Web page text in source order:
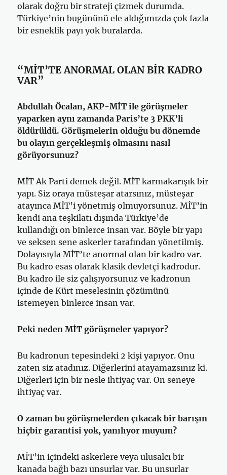
olarak doğru bir strateji çizmek durumda.
Türkiye’nin bugününü ele aldığımızda çok fazla
bir esneklik payı yok buralarda.
“MİT’TE ANORMAL OLAN BİR KADRO
VAR”
Abdullah Öcalan, AKP-MİT ile görüşmeler
yaparken aynı zamanda Paris’te 3 PKK’li
öldürüldü. Görüşmelerin olduğu bu dönemde
bu olayın gerçekleşmiş olmasını nasıl
görüyorsunuz?
MİT Ak Parti demek değil. MİT karmakarışık bir
yapı. Siz oraya müsteşar atarsınız, müsteşar
atayınca MİT’i yönetmiş olmuyorsunuz. MİT’in
kendi ana teşkilatı dışında Türkiye’de
kullandığı on binlerce insan var. Böyle bir yapı
ve seksen sene askerler tarafından yönetilmiş.
Dolayısıyla MİT’te anormal olan bir kadro var.
Bu kadro esas olarak klasik devletçi kadrodur.
Bu kadro ile siz çalışıyorsunuz ve kadronun
içinde de Kürt meselesinin çözümünü
istemeyen binlerce insan var.
Peki neden MİT görüşmeler yapıyor?
Bu kadronun tepesindeki 2 kişi yapıyor. Onu
zaten siz atadınız. Diğerlerini atayamazsınız ki.
Diğerleri için bir nesle ihtiyaç var. On seneye
ihtiyaç var.
O zaman bu görüşmelerden çıkacak bir barışın
hiçbir garantisi yok, yanılıyor muyum?
MİT’in içindeki askerlere veya ulusalcı bir
kanada bağlı bazı unsurlar var. Bu unsurlar